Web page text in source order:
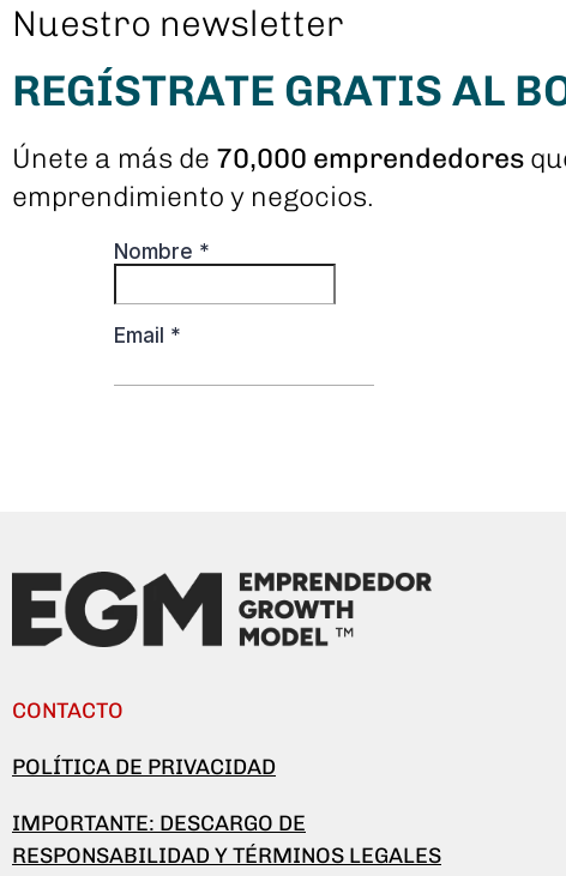
Nuestro newsletter
REGÍSTRATE GRATIS AL
Únete a más de 70,000 emprendedores
emprendimiento y negocios.
CONTACTO
POLÍTICA DE PRIVACIDAD
IMPORTANTE: DESCARGO DE
RESPONSABILIDAD Y TÉRMINOS LEGALES